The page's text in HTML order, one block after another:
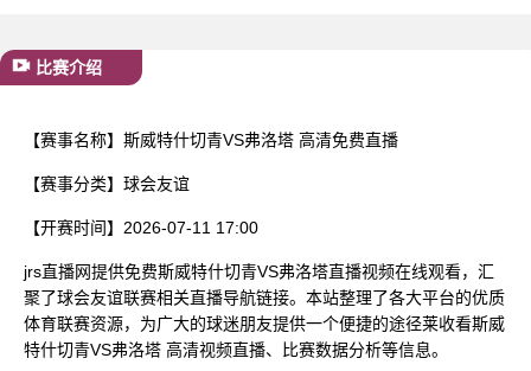
比赛介绍
【赛事名称】 斯威特什切青VS弗洛塔 高清免费直播
【赛事分类】 球会友谊
【开赛时间】 2026-07-11 17:00
jrs直播网提供免费斯威特什切青VS弗洛塔直播视频在线观看，汇
聚了球会友谊联赛相关直播导航链接。本站整理了各大平台的优质
体育联赛资源，为广大的球迷朋友提供一个便捷的途径莱收看斯威
特什切青VS弗洛塔 高清视频直播、比赛数据分析等信息。